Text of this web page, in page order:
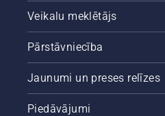
Veikalu meklētājs
Pārstāvniecība
Jaunumi un preses relīzes
Piedāvājumi